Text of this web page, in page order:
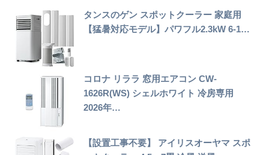
タンスのゲン スポットクーラー 家庭用
【猛暑対応モデル】パワフル2.3kW 6-1…
コロナ リララ 窓用エアコン CW-
1626R(WS) シェルホワイト 冷房専用
2026年…
【設置工事不要】 アイリスオーヤマ スポ